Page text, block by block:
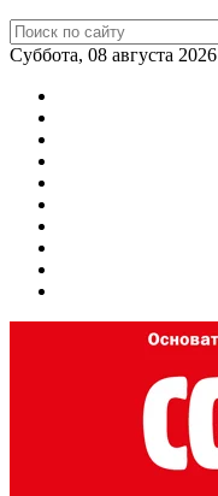
Суббота, 08 августа 2026